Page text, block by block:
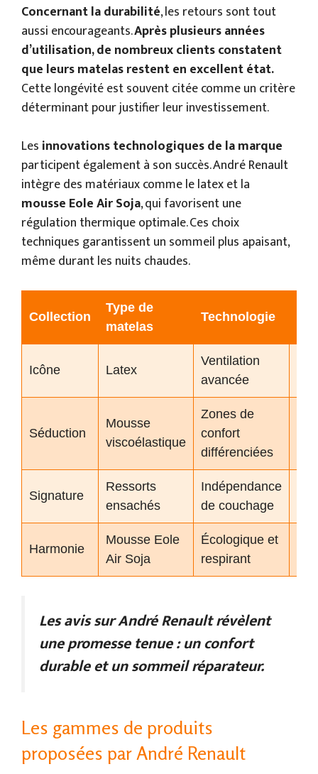
Concernant la durabilité, les retours sont tout
aussi encourageants.Après plusieurs années
d’utilisation, de nombreux clients constatent
que leurs matelas restent en excellent état.
Cette longévité est souvent citée comme un critère
déterminant pour justifier leur investissement.
Les innovations technologiques de la marque
participent également à son succès. André Renault
intègre des matériaux comme le latex et la
mousse Eole Air Soja, qui favorisent une
régulation thermique optimale. Ces choix
techniques garantissent un sommeil plus apaisant,
même durant les nuits chaudes.
Collection
Type de
matelas
Technologie
Icône Latex
Ventilation
avancée
Séduction
Mousse
viscoélastique
Zones de
confort
différenciées
Signature
Ressorts
ensachés
Indépendance
de couchage
Harmonie
Mousse Eole
Air Soja
Écologique et
respirant
Les avis sur André Renault révèlent
une promesse tenue : un confort
durable et un sommeil réparateur.
Les gammes de produits
proposées par André Renault